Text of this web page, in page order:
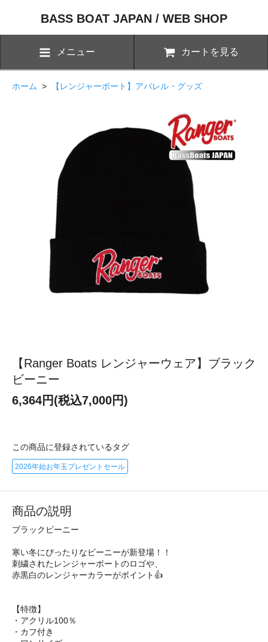
BASS BOAT JAPAN / WEB SHOP
メニュー カートを見る
ホーム > 【レンジャーボート】アパレル・グッズ
【Ranger Boats レンジャーウェア】ブラック
ビーニー
6,364円(税込7,000円)
この商品に登録されているタグ
2026年始お年玉プレゼントセール
商品の説明
ブラックビーニー
寒い冬にぴったりなビーニーが新登場！！
刺繍されたレンジャーボートのロゴや、
赤黒白のレンジャーカラーがポイント👍
【特徴】
・アクリル100％
・カフ付き